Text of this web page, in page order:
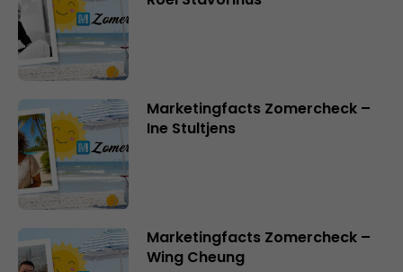
Marketingfacts Zomercheck –
Ine Stultjens
Marketingfacts Zomercheck –
Wing Cheung